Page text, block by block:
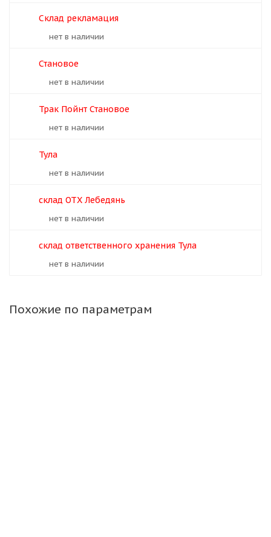
Склад рекламация
Нет в наличии
Становое
Нет в наличии
Трак Пойнт Становое
Нет в наличии
Тула
Нет в наличии
склад ОТХ Лебедянь
Нет в наличии
склад ответственного хранения Тула
Нет в наличии
Похожие по параметрам